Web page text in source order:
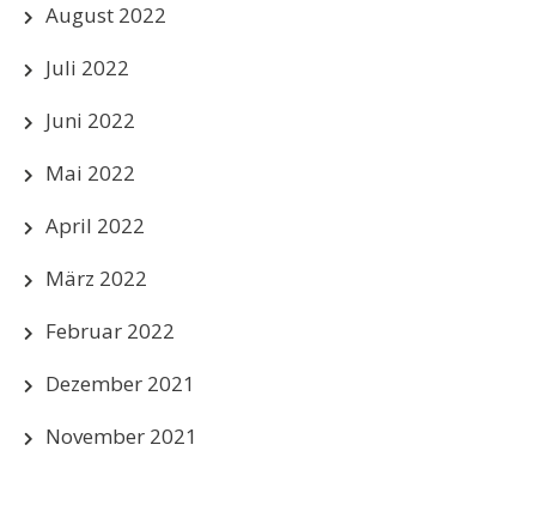
August 2022
Juli 2022
Juni 2022
Mai 2022
April 2022
März 2022
Februar 2022
Dezember 2021
November 2021